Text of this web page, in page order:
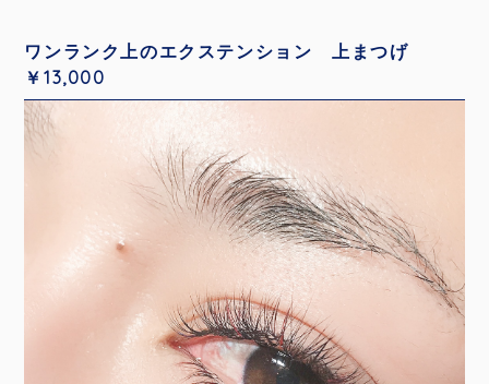
ワンランク上のエクステンション 上まつげ
￥13,000